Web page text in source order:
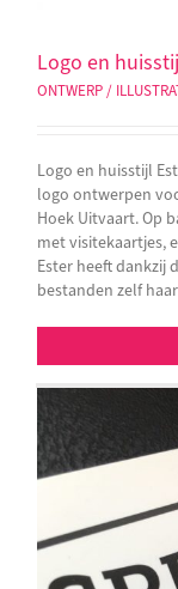
Logo en
ONTWERP /
Logo en huisstijl
logo ontwerpen
Hoek Uitvaart. Op
met visitekaartjes,
Ester heeft dankzij
bestanden zelf